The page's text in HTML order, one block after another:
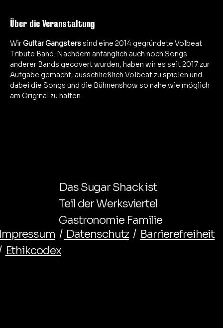
Über die Veranstaltung
Wir Guitar Gangsters sind eine 2014 gegründete Volbeat
Tribute Band. Nachdem anfänglich auch noch Songs
anderer Bands gecovert wurden, haben wir es seit 2017 zur
Aufgabe gemacht, ausschließlich Volbeat zu spielen und
dabei die Songs und die Bühnenshow so nahe wie möglich
am Original zu halten.
Das Sugar Shack ist
Teil der Werksviertel
Gastronomie Familie
/ Datenschutz / Barrierefreiheit
Ethikcodex